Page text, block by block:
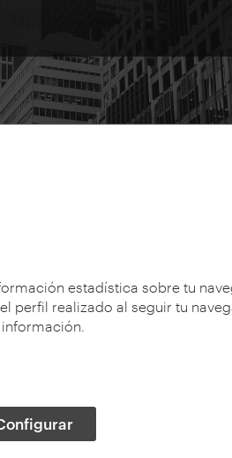
estadística sobre tu
perfil realizado al seguir tu